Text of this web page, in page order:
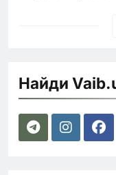
Найди